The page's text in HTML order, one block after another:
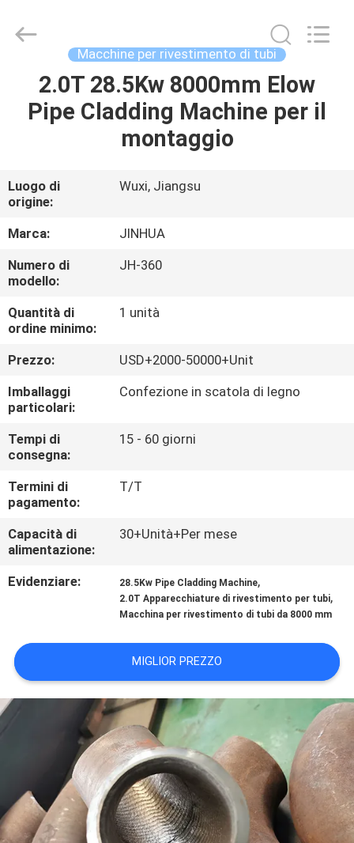
CASA
CIRCA
NOI
GIRO
DELLA
FABBRICA
CONTROLLO
DI
QUALITÀ
CONTATTICI
RICHIEDA
MAPPA
DEL
SITO
PRIVACY
POLICY
Rights
Reserved.
ECER
Macchine per rivestimento di tubi
2.0T 28.5Kw 8000mm Elow
Pipe Cladding Machine per il
montaggio
Luogo di
origine:
Wuxi, Jiangsu
Marca:
JINHUA
Numero di
modello:
JH-360
Quantità di
ordine minimo:
1 unità
Prezzo:
USD+2000-50000+Unit
Imballaggi
particolari:
Confezione in scatola di legno
Tempi di
consegna:
15 - 60 giorni
Termini di
pagamento:
T/T
Capacità di
alimentazione:
30+Unità+Per mese
Evidenziare: 28.5Kw Pipe Cladding Machine,
2.0T Apparecchiature di rivestimento per tubi,
Macchina per rivestimento di tubi da 8000 mm
MIGLIOR PREZZO